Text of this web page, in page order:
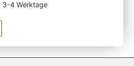
3-4 Werktage